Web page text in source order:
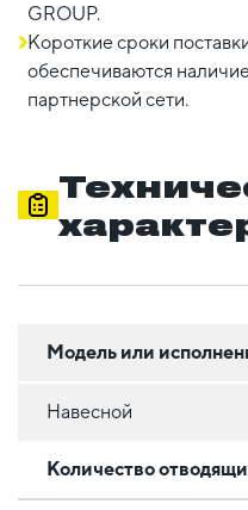
GROUP.
Короткие сроки
обеспечиваются
партнерской сети.
Модель или
Навесной
Количество